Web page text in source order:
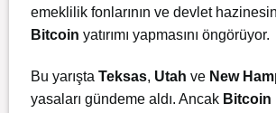
emeklilik fonlarının ve devlet
Bitcoin yatırımı yapmasını öngörüyor.
Bu yarışta Teksas, Utah ve New
yasaları gündeme aldı. Ancak Bitcoin